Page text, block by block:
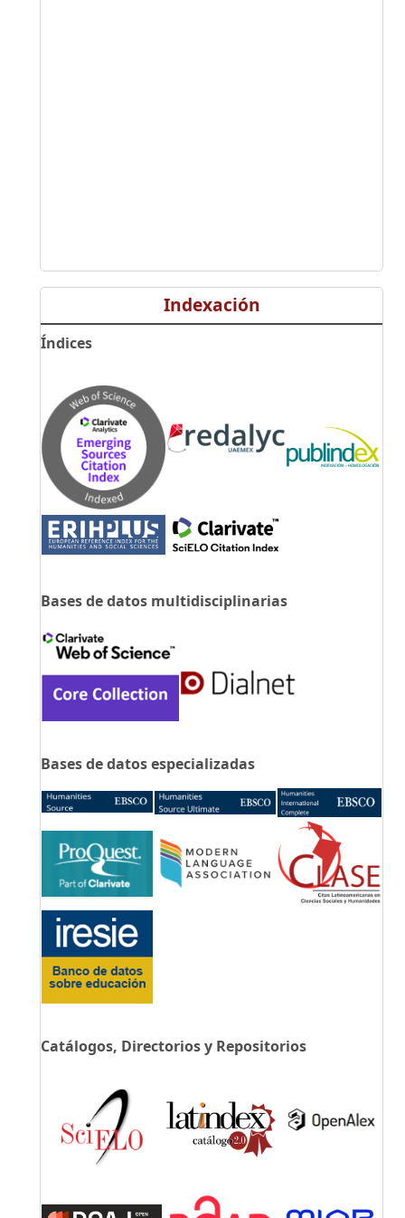
Indexación
Índices
Bases de datos multidisciplinarias
Bases de datos especializadas
Catálogos, Directorios y Repositorios